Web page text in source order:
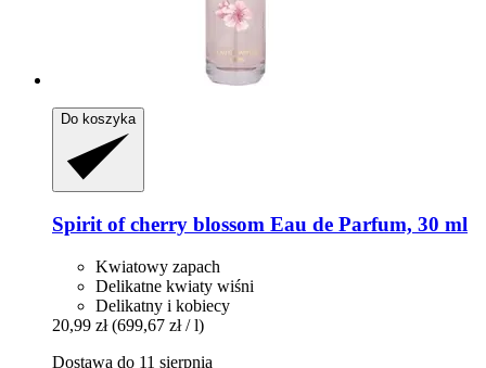
Do koszyka
Spirit of cherry blossom Eau de Parfum, 30 ml
Kwiatowy zapach
Delikatne kwiaty wiśni
Delikatny i kobiecy
20,99 zł (699,67 zł / l)
Dostawa do 11 sierpnia